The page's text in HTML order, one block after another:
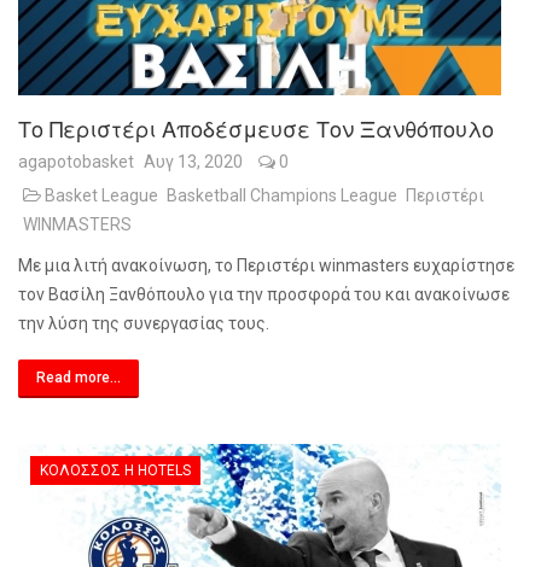
Το Περιστέρι Αποδέσμευσε Τον Ξανθόπουλο
agapotobasket Αυγ 13, 2020
0
Basket League
Basketball Champions League
Περιστέρι
WINMASTERS
Με μια λιτή ανακοίνωση, το Περιστέρι winmasters ευχαρίστησε
τον Βασίλη Ξανθόπουλο για την προσφορά του και ανακοίνωσε
την λύση της συνεργασίας τους.
Read more...
ΚΟΛΟΣΣΌΣ H HOTELS